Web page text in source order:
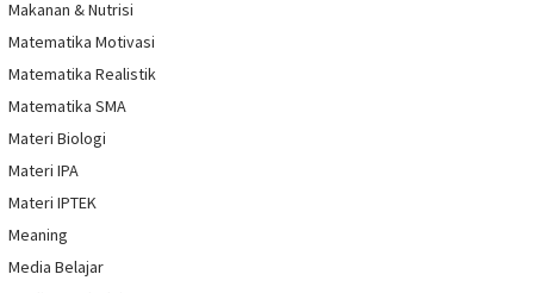
Makanan & Nutrisi
Matematika Motivasi
Matematika Realistik
Matematika SMA
Materi Biologi
Materi IPA
Materi IPTEK
Meaning
Media Belajar